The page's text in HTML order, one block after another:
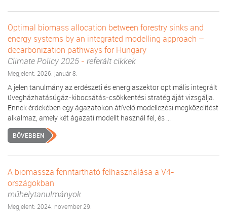
Optimal biomass allocation between forestry sinks and
energy systems by an integrated modelling approach –
decarbonization pathways for Hungary
Climate Policy 2025 - referált cikkek
Megjelent: 2026. január 8.
A jelen tanulmány az erdészeti és energiaszektor optimális integrált
üvegházhatásúgáz-kibocsátás-csökkentési stratégiáját vizsgálja.
Ennek érdekében egy ágazatokon átívelő modellezési megközelítést
alkalmaz, amely két ágazati modellt használ fel, és ...
BŐVEBBEN
A biomassza fenntartható felhasználása a V4-
országokban
műhelytanulmányok
Megjelent: 2024. november 29.